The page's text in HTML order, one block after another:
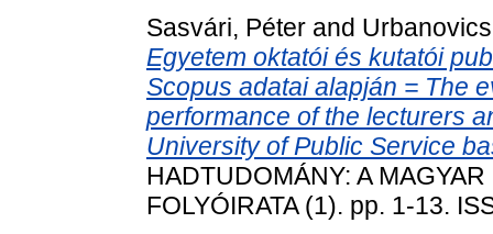
Sasvári, Péter and
Egyetem oktatói és kutatói
Scopus adatai alapján = The
performance of the lecturers
University of Public Service
HADTUDOMÁNY: A
FOLYÓIRATA (1). pp. 1-13.